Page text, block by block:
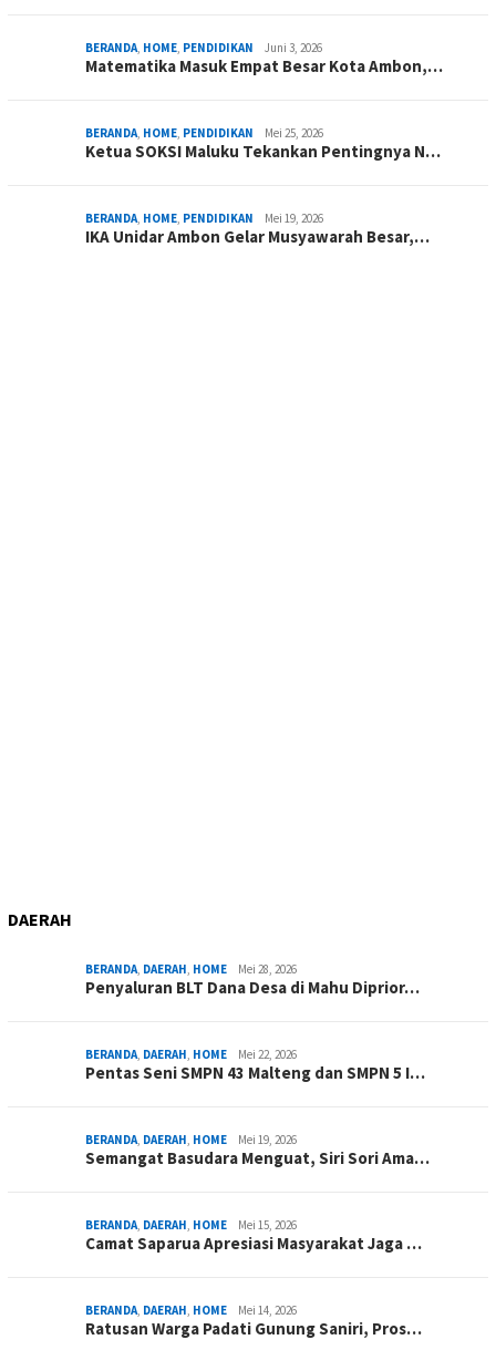
BERANDA, HOME, PENDIDIKAN Juni 3, 2026
Matematika Masuk Empat Besar Kota Ambon,…
BERANDA, HOME, PENDIDIKAN Mei 25, 2026
Ketua SOKSI Maluku Tekankan Pentingnya N…
BERANDA, HOME, PENDIDIKAN Mei 19, 2026
IKA Unidar Ambon Gelar Musyawarah Besar,…
DAERAH
BERANDA, DAERAH, HOME Mei 28, 2026
Penyaluran BLT Dana Desa di Mahu Diprior…
BERANDA, DAERAH, HOME Mei 22, 2026
Pentas Seni SMPN 43 Malteng dan SMPN 5 I…
BERANDA, DAERAH, HOME Mei 19, 2026
Semangat Basudara Menguat, Siri Sori Ama…
BERANDA, DAERAH, HOME Mei 15, 2026
Camat Saparua Apresiasi Masyarakat Jaga …
BERANDA, DAERAH, HOME Mei 14, 2026
Ratusan Warga Padati Gunung Saniri, Pros…